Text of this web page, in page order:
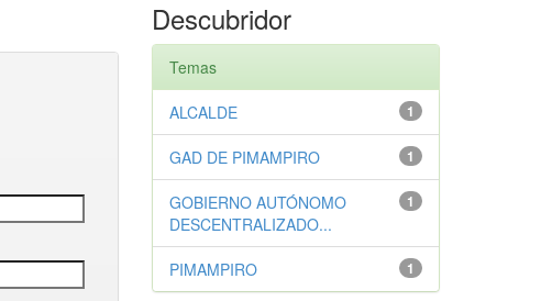
Descubridor
Temas
1
ALCALDE
1
GAD DE PIMAMPIRO
1
GOBIERNO AUTÓNOMO
DESCENTRALIZADO...
1
PIMAMPIRO